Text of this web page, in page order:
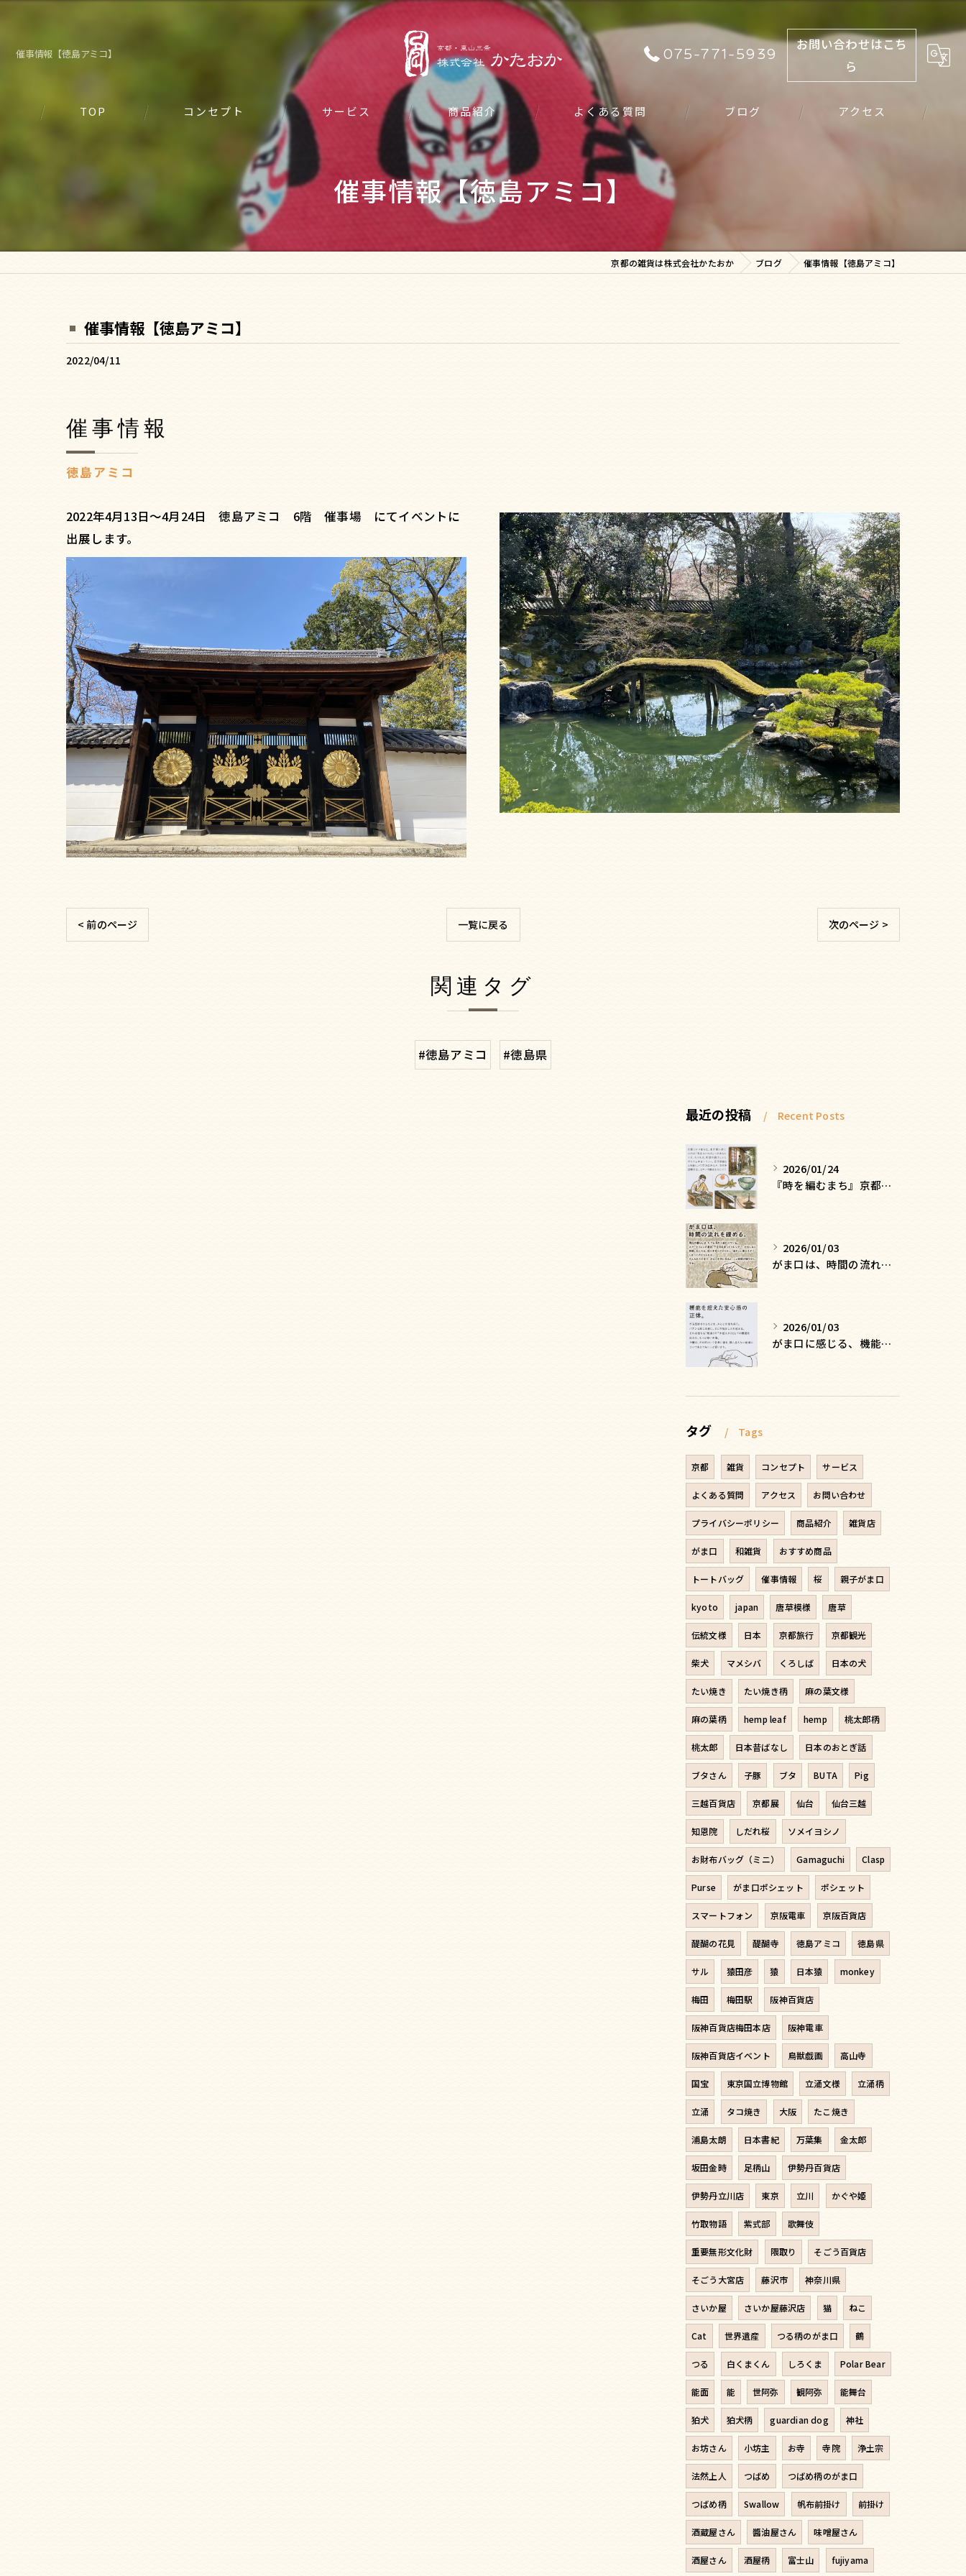
催事情報【徳島アミコ】 075-771-5939
お問い合わせはこち
ら
TOP コンセプト サービス 商品紹介 よくある質問 ブログ アクセス
催事情報【徳島アミコ】
京都の雑貨は株式会社かたおか ブログ 催事情報【徳島アミコ】
催事情報【徳島アミコ】
2022/04/11
徳島アミコ
催事情報
2022年4月13日～4月24日 徳島アミコ 6階 催事場 にてイベントに
出展します。
< 前のページ 一覧に戻る 次のページ >
関連タグ
#徳島アミコ #徳島県
最近の投稿 Recent Posts
2026/01/24
『時を編むまち』京都ー日常にひそむ、静かな贅沢
2026/01/03
がま口は、時間の流れを緩める
2026/01/03
がま口に感じる、機能を超えた安心感の正体
タグ Tags
京都 雑貨 コンセプト サービス
よくある質問 アクセス お問い合わせ
プライバシーポリシー 商品紹介 雑貨店
がま口 和雑貨 おすすめ商品
トートバッグ 催事情報 桜 親子がま口
kyoto japan 唐草模様 唐草
伝統文様 日本 京都旅行 京都観光
柴犬 マメシバ くろしば 日本の犬
たい焼き たい焼き柄 麻の葉文様
麻の葉柄 hemp leaf hemp 桃太郎柄
桃太郎 日本昔ばなし 日本のおとぎ話
ブタさん 子豚 ブタ BUTA Pig
三越百貨店 京都展 仙台 仙台三越
知恩院 しだれ桜 ソメイヨシノ
お財布バッグ（ミニ） Gamaguchi Clasp
Purse がま口ポシェット ポシェット
スマートフォン 京阪電車 京阪百貨店
醍醐の花見 醍醐寺 徳島アミコ 徳島県
サル 猿田彦 猿 日本猿 monkey
梅田 梅田駅 阪神百貨店
阪神百貨店梅田本店 阪神電車
阪神百貨店イベント 鳥獣戯画 高山寺
国宝 東京国立博物館 立涌文様 立涌柄
立涌 タコ焼き 大阪 たこ焼き
浦島太朗 日本書紀 万葉集 金太郎
坂田金時 足柄山 伊勢丹百貨店
伊勢丹立川店 東京 立川 かぐや姫
竹取物語 紫式部 歌舞伎
重要無形文化財 隈取り そごう百貨店
そごう大宮店 藤沢市 神奈川県
さいか屋 さいか屋藤沢店 猫 ねこ
Cat 世界遺産 つる柄のがま口 鶴
つる 白くまくん しろくま Polar Bear
能面 能 世阿弥 観阿弥 能舞台
狛犬 狛犬柄 guardian dog 神社
お坊さん 小坊主 お寺 寺院 浄土宗
法然上人 つばめ つばめ柄のがま口
つばめ柄 Swallow 帆布前掛け 前掛け
酒蔵屋さん 醬油屋さん 味噌屋さん
酒屋さん 酒屋柄 富士山 fujiyama